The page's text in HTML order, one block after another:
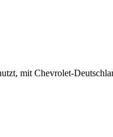
mit Chevrolet-